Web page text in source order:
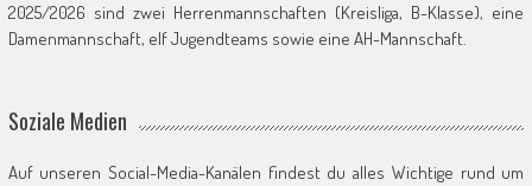
2025/2026 sind zwei Herrenmannschaften (Kreisliga, B-Klasse), eine
Damenmannschaft, elf Jugendteams sowie eine AH-Mannschaft.
Soziale Medien
Auf unseren Social-Media-Kanälen findest du alles Wichtige rund um